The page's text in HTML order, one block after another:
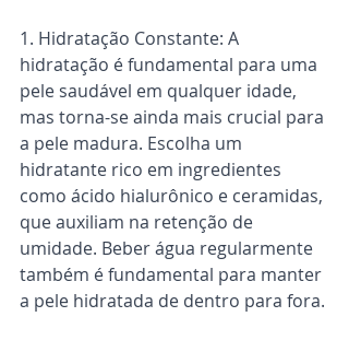
1. Hidratação Constante: A
hidratação é fundamental para uma
pele saudável em qualquer idade,
mas torna-se ainda mais crucial para
a pele madura. Escolha um
hidratante rico em ingredientes
como ácido hialurônico e ceramidas,
que auxiliam na retenção de
umidade. Beber água regularmente
também é fundamental para manter
a pele hidratada de dentro para fora.